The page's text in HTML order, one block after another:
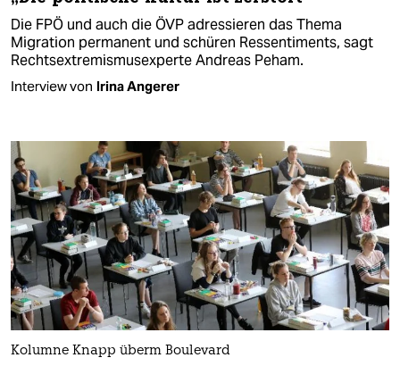
Die FPÖ und auch die ÖVP adressieren das Thema
Migration permanent und schüren Ressentiments, sagt
Rechtsextremismusexperte Andreas Peham.
Interview von Irina Angerer
Kolumne Knapp überm Boulevard